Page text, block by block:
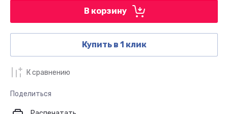
В корзину
Купить в 1 клик
К сравнению
Поделиться